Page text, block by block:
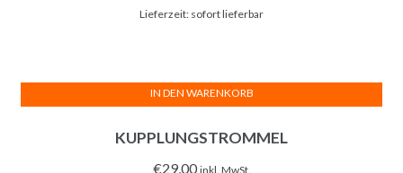
Lieferzeit: sofort lieferbar
KUPPLUNGSTROMMEL
€29,00 inkl. MwSt.
IN DEN WARENKORB